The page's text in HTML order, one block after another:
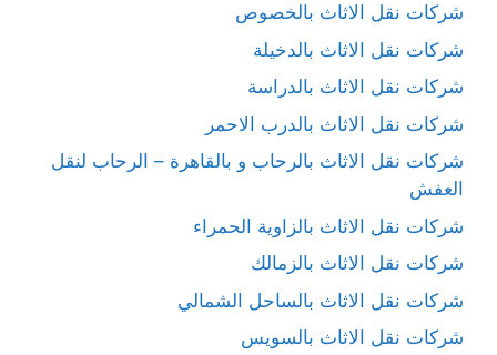
شركات نقل الاثاث بالخصوص
شركات نقل الاثاث بالدخيلة
شركات نقل الاثاث بالدراسة
شركات نقل الاثاث بالدرب الاحمر
شركات نقل الاثاث بالرحاب و بالقاهرة – الرحاب لنقل
العفش
شركات نقل الاثاث بالزاوية الحمراء
شركات نقل الاثاث بالزمالك
شركات نقل الاثاث بالساحل الشمالي
شركات نقل الاثاث بالسويس